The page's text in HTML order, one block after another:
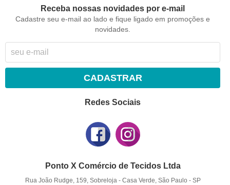
Receba nossas novidades por e-mail
Cadastre seu e-mail ao lado e fique ligado em promoções e
novidades.
CADASTRAR
Redes Sociais
Ponto X Comércio de Tecidos Ltda
Rua João Rudge, 159, Sobreloja- Casa Verde, São Paulo - SP